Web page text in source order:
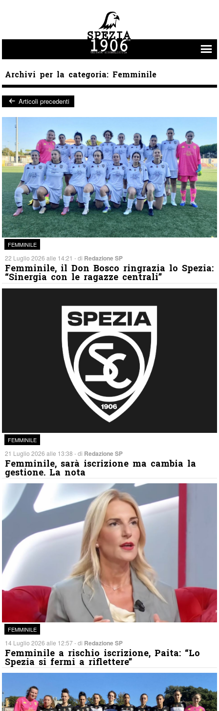
Archivi per la categoria: Femminile
Post navigation
Articoli precedenti
FEMMINILE
22 Luglio 2026 alle 14:21 - di Redazione SP
Femminile, il Don Bosco ringrazia lo Spezia:
“Sinergia con le ragazze centrali”
FEMMINILE
21 Luglio 2026 alle 13:38 - di Redazione SP
Femminile, sarà iscrizione ma cambia la
gestione. La nota
FEMMINILE
14 Luglio 2026 alle 12:57 - di Redazione SP
Femminile a rischio iscrizione, Paita: “Lo
Spezia si fermi a riflettere”